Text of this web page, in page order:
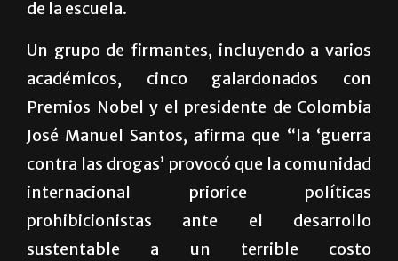
de la escuela.
Un grupo de firmantes, incluyendo a varios
académicos, cinco galardonados con
Premios Nobel y el presidente de Colombia
José Manuel Santos, afirma que “la ‘guerra
contra las drogas’ provocó que la comunidad
internacional priorice políticas
prohibicionistas ante el desarrollo
sustentable a un terrible costo